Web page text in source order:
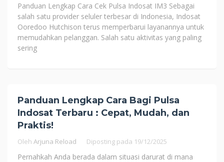
Panduan Lengkap Cara Cek Pulsa Indosat IM3 Sebagai
salah satu provider seluler terbesar di Indonesia, Indosat
Ooredoo Hutchison terus memperbarui layanannya untuk
memudahkan pelanggan. Salah satu aktivitas yang paling
sering
Panduan Lengkap Cara Bagi Pulsa
Indosat Terbaru : Cepat, Mudah, dan
Praktis!
Oleh Arjuna Reload Diposting pada 19/12/2025
Pernahkah Anda berada dalam situasi darurat di mana